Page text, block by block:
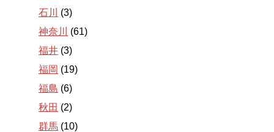
石川
(3)
神奈川
(61)
福井 (3)
福岡 (19)
福島 (6)
秋田 (2)
群馬 (10)